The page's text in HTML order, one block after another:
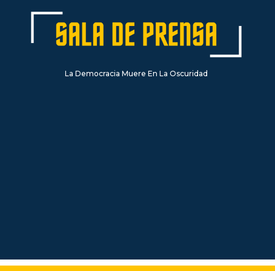
La Democracia Muere En La Oscuridad